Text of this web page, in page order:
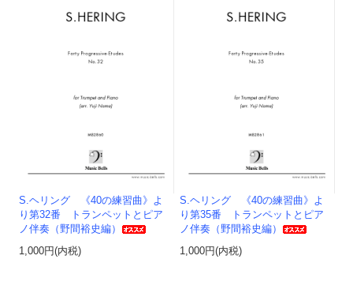
S.ヘリング 《40の練習曲》よ
り第32番 トランペットとピア
ノ伴奏（野間裕史編）
1,000円(内税)
S.ヘリング 《40の練習曲》よ
り第35番 トランペットとピア
ノ伴奏（野間裕史編）
1,000円(内税)